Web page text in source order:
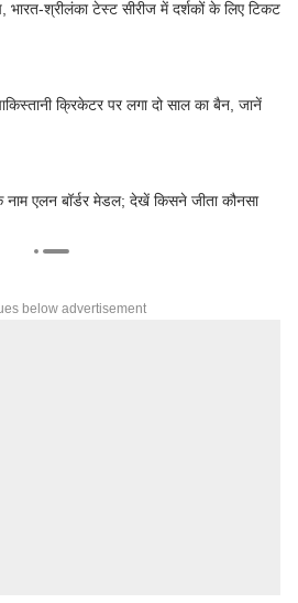
श्रीलंका टेस्ट सीरीज में दर्शकों के लिए टिकट
क्रिकेटर पर लगा दो साल का बैन, जानें
एलन बॉर्डर मेडल; देखें किसने जीता कौनसा
below advertisement